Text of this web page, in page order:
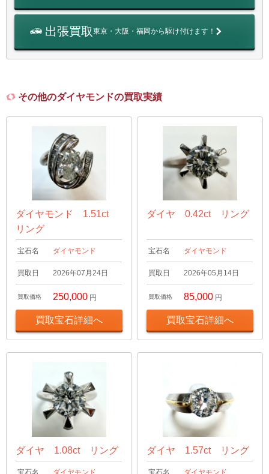
出張買取東京・大阪・福岡から駆け付けます！
その他のダイヤモンドの買取実績
ダイヤモンド 1.51ct
リング
宝石名 ダイヤモンド
買取日 2026年07月24日
買取価格 250,000 円
買取宝石詳細へ
ダイヤ 0.42ct リング
宝石名 ダイヤモンド
買取日 2026年05月14日
買取価格 85,000 円
買取宝石詳細へ
ダイヤ 1.08ct リング
宝石名 ダイヤモンド
ダイヤ 1.57ct リング
宝石名 ダイヤモンド